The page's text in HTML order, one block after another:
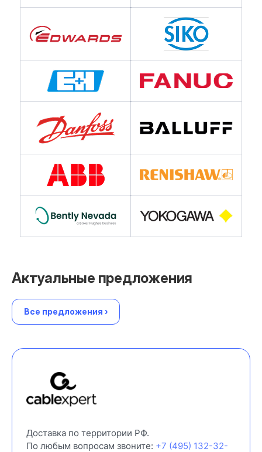
Актуальные предложения
Все предложения ›
Доставка по территории РФ.
По любым вопросам звоните: +7 (495) 132-32-